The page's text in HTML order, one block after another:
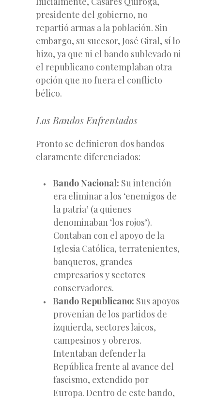
presidente del gobierno, no
repartió armas a la población. Sin
embargo, su sucesor, José Giral, sí lo
hizo, ya que ni el bando sublevado ni
el republicano contemplaban otra
opción que no fuera el conflicto
bélico.
Los Bandos Enfrentados
Pronto se definieron dos bandos
claramente diferenciados:
Bando Nacional: Su intención
era eliminar a los ‘enemigos de
la patria’ (a quienes
denominaban ‘los rojos’).
Contaban con el apoyo de la
Iglesia Católica, terratenientes,
banqueros, grandes
empresarios y sectores
conservadores.
Bando Republicano: Sus apoyos
provenían de los partidos de
izquierda, sectores laicos,
campesinos y obreros.
Intentaban defender la
República frente al avance del
fascismo, extendido por
Europa. Dentro de este bando,